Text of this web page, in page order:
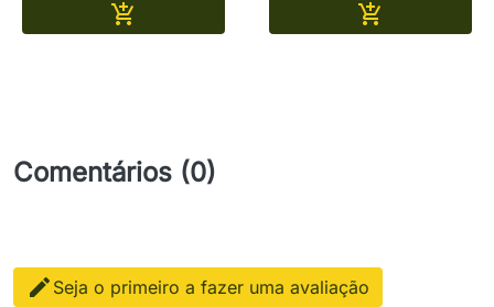
 
Comentários (0)
 Seja o primeiro a fazer uma avaliação